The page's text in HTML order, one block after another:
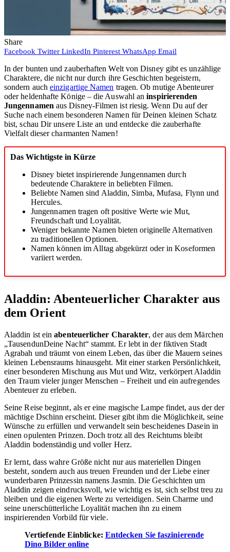
Share
Facebook Twitter LinkedIn Pinterest WhatsApp Email
In der bunten und zauberhaften Welt von Disney gibt es unzählige
Charaktere, die nicht nur durch ihre Geschichten begeistern,
sondern aucheinzigartige Namen tragen. Ob mutige Abenteurer
oder heldenhafte Könige – die Auswahl aninspirierenden
Jungennamen aus Disney-Filmen ist riesig. Wenn Du auf der
Suche nach einem besonderen Namen für Deinen kleinen Schatz
bist, schau Dir unsere Liste an und entdecke die zauberhafte
Vielfalt dieser charmanten Namen!
Das Wichtigste in Kürze
Disney bietet inspirierende Jungennamen durch
bedeutende Charaktere in beliebten Filmen.
Beliebte Namen sind Aladdin, Simba, Mufasa, Flynn und
Hercules.
Jungennamen tragen oft positive Werte wie Mut,
Freundschaft und Loyalität.
Weniger bekannte Namen bieten originelle Alternativen
zu traditionellen Optionen.
Namen können im Alltag abgekürzt oder in Koseformen
variiert werden.
Aladdin: Abenteuerlicher Charakter aus
dem Orient
Aladdin ist einabenteuerlicher Charakter, der aus dem Märchen
„TausendunDeine Nacht“ stammt. Er lebt in der fiktiven Stadt
Agrabah und träumt von einem Leben, das über die Mauern seines
kleinen Lebensraums hinausgeht. Mit einer starken Persönlichkeit,
einer besonderen Mischung aus Mut und Witz, verkörpert Aladdin
den Traum vieler junger Menschen – Freiheit und ein aufregendes
Abenteuer zu erleben.
Seine Reise beginnt, als er eine magische Lampe findet, aus der der
mächtige Dschinn erscheint. Dieser gibt ihm die Möglichkeit, seine
Wünsche zu erfüllen und verwandelt sein bescheidenes Dasein in
einen opulenten Prinzen. Doch trotz all des Reichtums bleibt
Aladdin bodenständig und voller Herz.
Er lernt, dass wahre Größe nicht nur aus materiellen Dingen
besteht, sondern auch aus treuen Freunden und der Liebe einer
wunderbaren Prinzessin namens Jasmin. Die Geschichten um
Aladdin zeigen eindrucksvoll, wie wichtig es ist, sich selbst treu zu
bleiben und die eigenen Werte zu verteidigen. Sein Charme und
seine unerschütterliche Loyalität machen ihn zu einem
inspirierenden Vorbild für viele.
Vertiefende Einblicke: Entdecken Sie faszinierende
Dino Bilder online